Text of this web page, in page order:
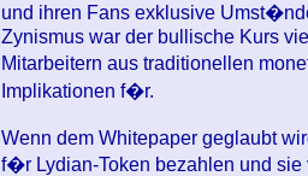
und ihren Fans exklusive
Zynismus war der bullische Kurs
Mitarbeitern aus traditionellen
Implikationen f�r.
Wenn dem Whitepaper geglaubt
f�r Lydian-Token bezahlen und